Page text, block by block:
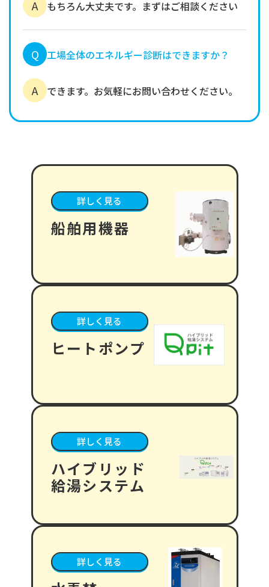
A もちろん大丈夫です。まずはご相談ください
Q 工場全体のエネルギー診断はできますか？
A できます。お気軽にお問い合わせください。
詳しく見る
船舶用機器
詳しく見る
ヒートポンプ
詳しく見る
ハイブリッド
給湯システム
詳しく見る